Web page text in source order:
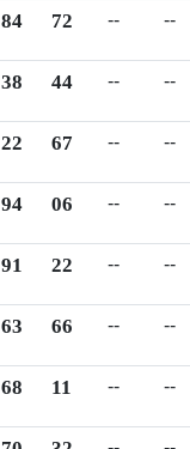
84 72 -- --
38 44 -- --
22 67 -- --
94 06 -- --
91 22 -- --
63 66 -- --
68 11 -- --